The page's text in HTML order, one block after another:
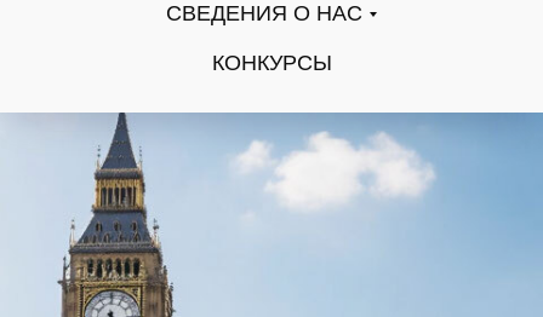
СВЕДЕНИЯ О НАС
КОНКУРСЫ